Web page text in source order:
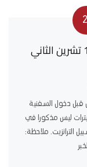
علم وخبر وزارة الأشغال/ 16 تشرين الثاني
قبل دخول السفنية
ليس مذكورا في
الترانزيت. ملاحظة: